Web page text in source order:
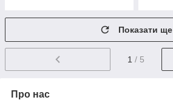
Показати ще
1 / 5
Про нас